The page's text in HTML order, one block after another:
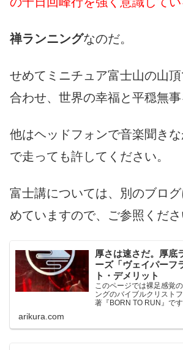
禅ランニングなのだ。
せめてミニチュア富士山の山
合わせ、世界の幸福と平穏無事
他はヘッドフォンで音楽聞きな
で走っても許してください。
富士講については、別のブロ
めていますので、ご参照くださ
厚さは速さだ。厚底
ーズ「ヴェイパーフ
ト・デメリット
このページでは裸足感覚
ングのバイブルクリスト
著『BORN TO RUN』で
まったナイキが、厚底シ
逆襲していく企業の大逆
arikura.com